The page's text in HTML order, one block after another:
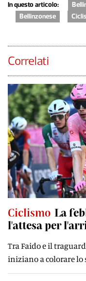
In questo articolo:
Bellinzonese
Correlati
Ciclismo La
l'attesa per
Tra Faido e il
iniziano a colorare